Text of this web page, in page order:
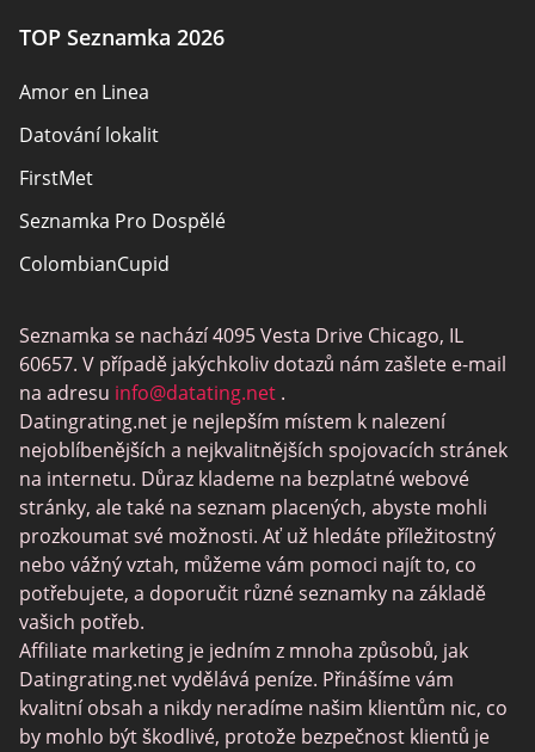
TOP Seznamka 2026
Amor en Linea
Datování lokalit
FirstMet
Seznamka Pro Dospělé
ColombianCupid
MeetMindful
Seznamka BDSM
BBPeopleMeet
Stránky Sugar Daddy
JPeopleMeet
Trans Seznamka
Senior Datování Lokalit
MyLOL
Gay Seznamka
Lesbické Seznamky
Seznamka se nachází 4095 Vesta Drive Chicago, IL
60657. V případě jakýchkoliv dotazů nám zašlete e-mail
na adresu info@datating.net .
Datingrating.net je nejlepším místem k nalezení
nejoblíbenějších a nejkvalitnějších spojovacích stránek
na internetu. Důraz klademe na bezplatné webové
stránky, ale také na seznam placených, abyste mohli
prozkoumat své možnosti. Ať už hledáte příležitostný
nebo vážný vztah, můžeme vám pomoci najít to, co
potřebujete, a doporučit různé seznamky na základě
vašich potřeb.
Affiliate marketing je jedním z mnoha způsobů, jak
Datingrating.net vydělává peníze. Přinášíme vám
kvalitní obsah a nikdy neradíme našim klientům nic, co
by mohlo být škodlivé, protože bezpečnost klientů je